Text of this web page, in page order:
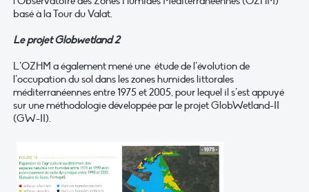
basé à la Tour du Valat.
Le projet Globwetland 2
L’OZHM a également mené une étude de l’évolution de
l’occupation du sol dans les zones humides littorales
méditerranéennes entre 1975 et 2005, pour lequel il s’est appuyé
sur une méthodologie développée par le projet GlobWetland-II
(GW-II).